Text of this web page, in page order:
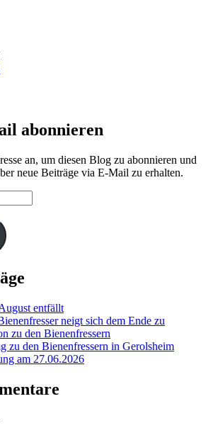
abonnieren
an, um diesen Blog zu abonnieren und
neue Beiträge via E-Mail zu erhalten.
entfällt
neigt sich dem Ende zu
zu den Bienenfressern
zu den Bienenfressern in Gerolsheim
am 27.06.2026